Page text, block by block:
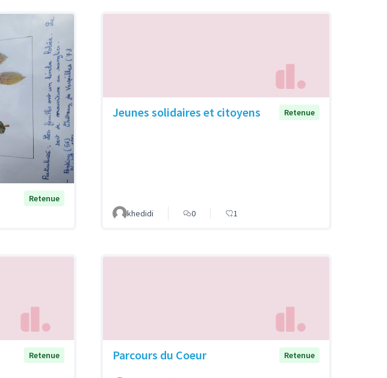
Retenue
Jeunes solidaires et citoyens Retenue
khedidi 0 1
Retenue Parcours du Coeur Retenue